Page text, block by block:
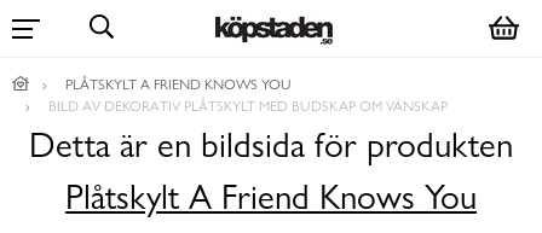
PLÅTSKYLT A FRIEND KNOWS YOU
BILD AV DEKORATIV PLÅTSKYLT MED BUDSKAP OM VÄNSKAP
Detta är en bildsida för produkten
Plåtskylt A Friend Knows You